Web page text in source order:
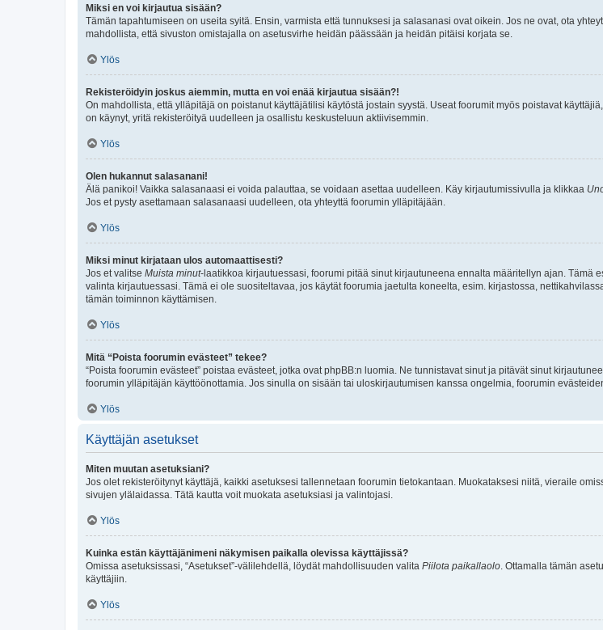
Miksi en voi kirjautua sisään?
Tämän tapahtumiseen on useita syitä. Ensin, varmista että tunnuksesi ja salasanasi ovat oikein. Jos ne ovat, ota
mahdollista, että sivuston omistajalla on asetusvirhe heidän päässään ja heidän pitäisi korjata se.
Ylös
Rekisteröidyin joskus aiemmin, mutta en voi enää kirjautua sisään?!
On mahdollista, että ylläpitäjä on poistanut käyttäjätilisi käytöstä jostain syystä. Useat foorumit myös poistavat
on käynyt, yritä rekisteröityä uudelleen ja osallistu keskusteluun aktiivisemmin.
Ylös
Olen hukannut salasanani!
Älä panikoi! Vaikka salasanaasi ei voida palauttaa, se voidaan asettaa uudelleen. Käy kirjautumissivulla ja klikkaa
Jos et pysty asettamaan salasanaasi uudelleen, ota yhteyttä foorumin ylläpitäjään.
Ylös
Miksi minut kirjataan ulos automaattisesti?
Jos et valitse Muista minut-laatikkoa kirjautuessasi, foorumi pitää sinut kirjautuneena ennalta määritellyn ajan. Tämä
valinta kirjautuessasi. Tämä ei ole suositeltavaa, jos käytät foorumia jaetulta koneelta, esim. kirjastossa,
tämän toiminnon käyttämisen.
Ylös
Mitä “Poista foorumin evästeet” tekee?
“Poista foorumin evästeet” poistaa evästeet, jotka ovat phpBB:n luomia. Ne tunnistavat sinut ja pitävät sinut
foorumin ylläpitäjän käyttöönottamia. Jos sinulla on sisään tai uloskirjautumisen kanssa ongelmia, foorumin
Ylös
Käyttäjän asetukset
Miten muutan asetuksiani?
Jos olet rekisteröitynyt käyttäjä, kaikki asetuksesi tallennetaan foorumin tietokantaan. Muokataksesi niitä, vieraile
sivujen ylälaidassa. Tätä kautta voit muokata asetuksiasi ja valintojasi.
Ylös
Kuinka estän käyttäjänimeni näkymisen paikalla olevissa käyttäjissä?
Omissa asetuksissasi, “Asetukset”-välilehdellä, löydät mahdollisuuden valita Piilota paikallaolo . Ottamalla tämän
käyttäjiin.
Ylös